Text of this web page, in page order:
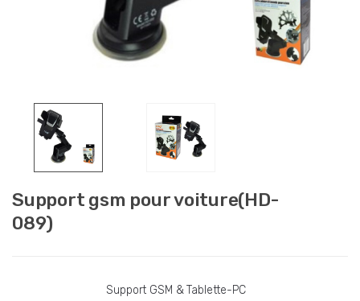
Support gsm pour voiture(HD-
089)
Support GSM & Tablette-PC